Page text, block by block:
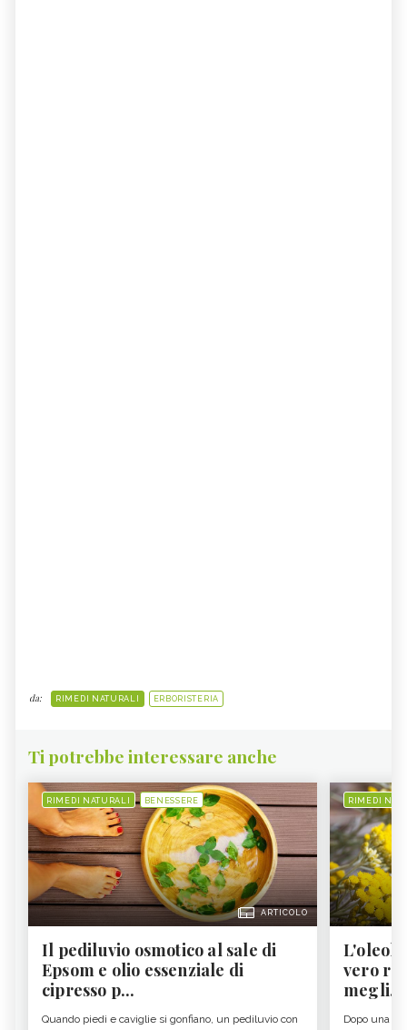
da: RIMEDI NATURALI ERBORISTERIA
Ti potrebbe interessare anche
RIMEDI NATURALI BENESSERE
ARTICOLO
Il pediluvio osmotico al sale di
Epsom e olio essenziale di
cipresso p...
Quando piedi e caviglie si gonfiano, un pediluvio con
RIMEDI
vero re
megli...
Dopo una